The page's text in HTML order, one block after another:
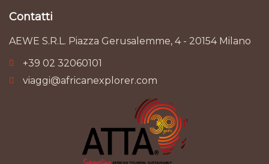
Contatti
AEWE S.R.L. Piazza Gerusalemme, 4 - 20154 Milano
+39 02 32060101
viaggi@africanexplorer.com